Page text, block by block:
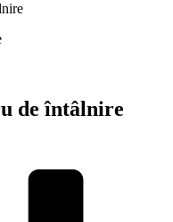
de întâlnire